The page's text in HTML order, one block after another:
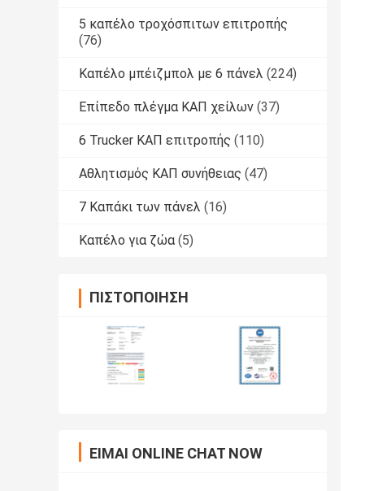
5 καπέλο τροχόσπιτων επιτροπής
(76)
Καπέλο μπέιζμπολ με 6 πάνελ (224)
Επίπεδο πλέγμα ΚΑΠ χείλων (37)
6 Trucker ΚΑΠ επιτροπής (110)
Αθλητισμός ΚΑΠ συνήθειας (47)
7 Καπάκι των πάνελ (16)
Καπέλο για ζώα (5)
ΠΙΣΤΟΠΟΊΗΣΗ
ΕΊΜΑΙ ONLINE CHAT NOW